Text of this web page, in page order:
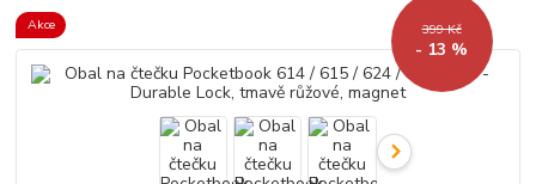
Akce 399 Kč
- 13 %